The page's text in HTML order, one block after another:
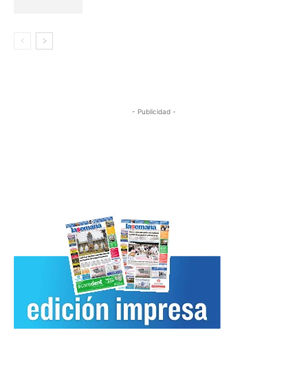
- Publicidad -